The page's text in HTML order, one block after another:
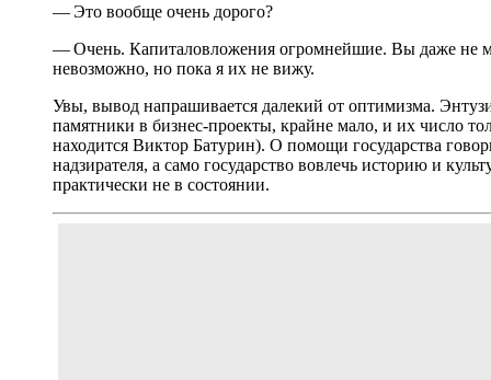
— Это вообще очень дорого?
— Очень. Капиталовложения огромнейшие. Вы даже не
невозможно, но пока я их не вижу.
Увы, вывод напрашивается далекий от оптимизма.
памятники в бизнес-проекты, крайне мало, и их число
находится Виктор Батурин). О помощи государства
надзирателя, а само государство вовлечь историю и
практически не в состоянии.